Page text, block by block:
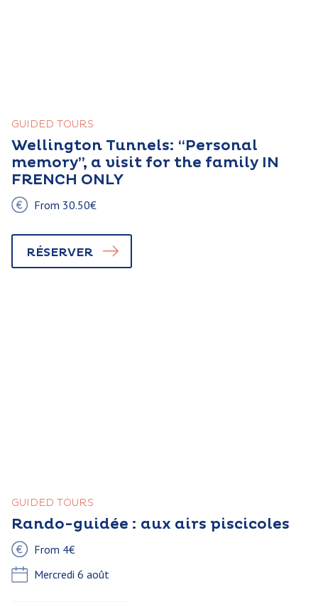
GUIDED TOURS
Wellington Tunnels: “Personal
memory”, a visit for the family IN
FRENCH ONLY
From 30.50€
RÉSERVER
GUIDED TOURS
Rando-guidée : aux airs piscicoles
From 4€
Mercredi 6 août